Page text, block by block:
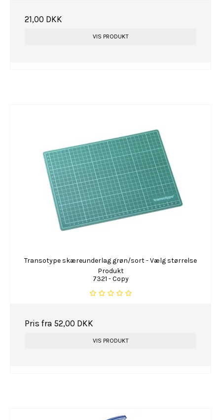
21,00 DKK
VIS PRODUKT
Transotype skæreunderlag grøn/sort - Vælg størrelse
Produkt
7321 - Copy
Pris fra 52,00 DKK
VIS PRODUKT